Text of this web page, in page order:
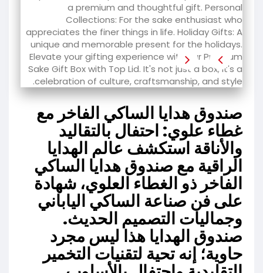
صندوق هدايا الساكي الفاخر مع
غطاء علوي: احتفال بالتقاليد
والأناقة استكشف عالم الهدايا
الراقية مع صندوق هدايا الساكي
الفاخر ذو الغطاء العلوي، شهادة
على فن صناعة الساكي الياباني
وجماليات التصميم الحديث.
صندوق الهدايا هذا ليس مجرد
حاوية؛ إنه تحية لتقنيات التخمير